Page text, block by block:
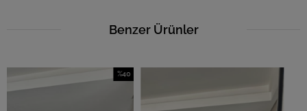
Benzer Ürünler
İndirim